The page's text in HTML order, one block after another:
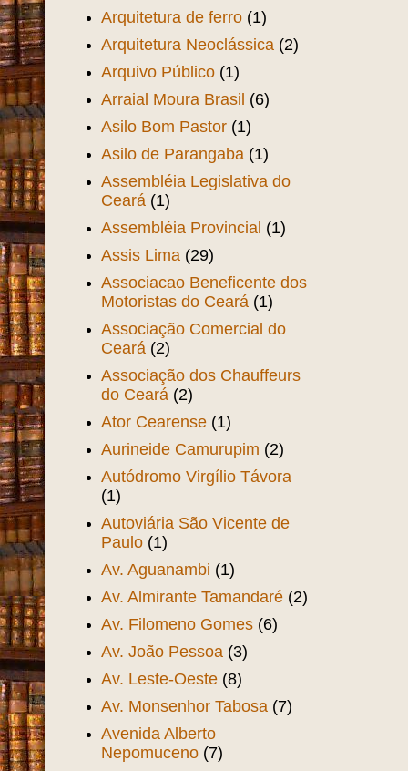
Arquitetura de ferro (1)
Arquitetura Neoclássica (2)
Arquivo Público (1)
Arraial Moura Brasil (6)
Asilo Bom Pastor (1)
Asilo de Parangaba (1)
Assembléia Legislativa do
Ceará (1)
Assembléia Provincial (1)
Assis Lima (29)
Associacao Beneficente dos
Motoristas do Ceará (1)
Associação Comercial do
Ceará (2)
Associação dos Chauffeurs
do Ceará (2)
Ator Cearense (1)
Aurineide Camurupim (2)
Autódromo Virgílio Távora
(1)
Autoviária São Vicente de
Paulo (1)
Av. Aguanambi (1)
Av. Almirante Tamandaré (2)
Av. Filomeno Gomes (6)
Av. João Pessoa (3)
Av. Leste-Oeste (8)
Av. Monsenhor Tabosa (7)
Avenida Alberto
Nepomuceno (7)